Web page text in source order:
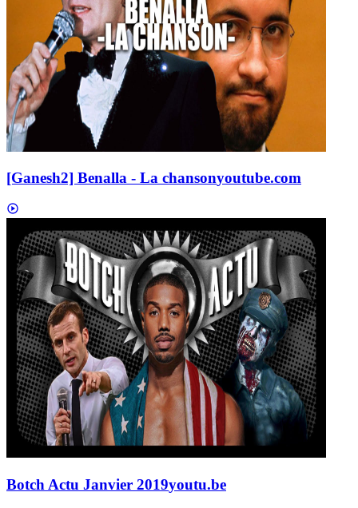
[Ganesh2] Benalla - La chansonyoutube.com
Botch Actu Janvier 2019youtu.be